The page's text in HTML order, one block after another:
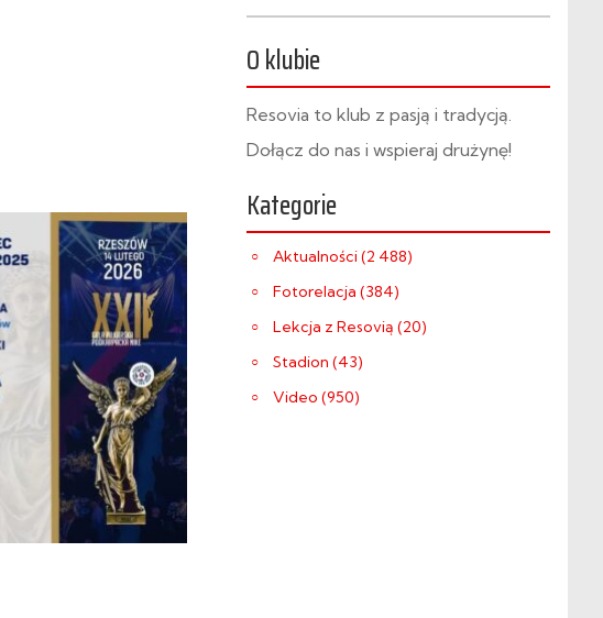
O klubie
Resovia to klub z pasją i tradycją.
Dołącz do nas i wspieraj drużynę!
Kategorie
Aktualności (2 488)
Fotorelacja (384)
Lekcja z Resovią (20)
Stadion (43)
Video (950)